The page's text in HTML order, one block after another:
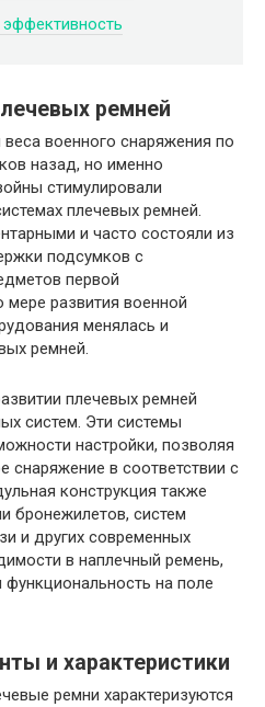
ремней
военного снаряжения по
назад, но именно
стимулировали
плечевых ремней.
и часто состояли из
подсумков с
первой
развития военной
менялась и
ремней.
плечевых ремней
систем. Эти системы
настройки, позволяя
снаряжение в соответствии с
конструкция также
бронежилетов, систем
и других современных
в наплечный ремень,
на поле
и характеристики
ремни характеризуются